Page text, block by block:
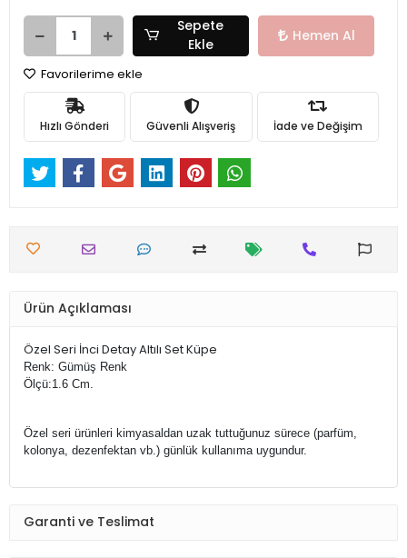
Sepete
Ekle
Hemen Al
Favorilerime ekle
Hızlı Gönderi Güvenli Alışveriş İade ve Değişim
Ürün Açıklaması
Özel Seri İnci Detay Altılı Set Küpe
Renk: Gümüş Renk
Ölçü:1.6 Cm.
Özel seri ürünleri kimyasaldan uzak tuttuğunuz sürece (parfüm,
kolonya, dezenfektan vb.) günlük kullanıma uygundur.
Garanti ve Teslimat